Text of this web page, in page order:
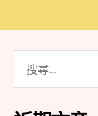
關
鍵